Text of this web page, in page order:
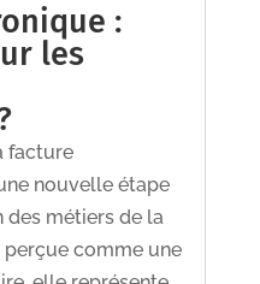
:
les
facture
nouvelle étape
des métiers de la
comme une